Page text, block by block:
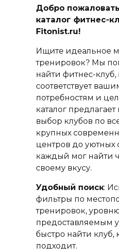
Добро
каталог фитнес-
Fitonist.ru!
Ищите идеальное
тренировок? Мы
найти фитнес-клуб,
соответствует
потребностям и
каталог
выбор клубов по
крупных
центров до уютных
каждый мог найти
своему вкусу.
Удобный поиск:
фильтры по
тренировок,
предоставляемым
быстро найти клуб,
подходит.